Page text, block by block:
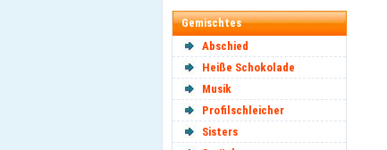
Gemischtes
Abschied
Heiße Schokolade
Musik
Profilschleicher
Sisters